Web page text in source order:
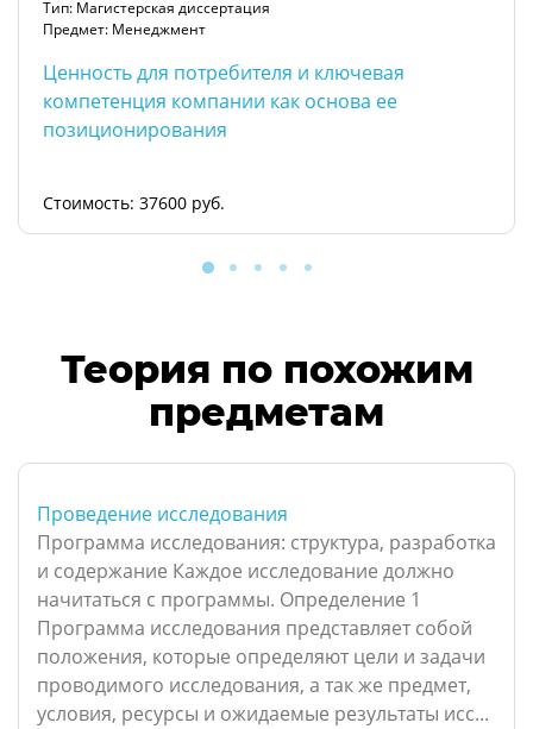
Тип: Магистерская диссертация
Предмет: Менеджмент
Ценность для потребителя и ключевая
компетенция компании как основа ее
позиционирования
Стоимость: 37600 руб.
Теория по похожим
предметам
Проведение исследования
Программа исследования: структура, разработка
и содержание Каждое исследование должно
начитаться с программы. Определение 1
Программа исследования представляет собой
положения, которые определяют цели и задачи
проводимого исследования, а так же предмет,
условия, ресурсы и ожидаемые результаты исс...